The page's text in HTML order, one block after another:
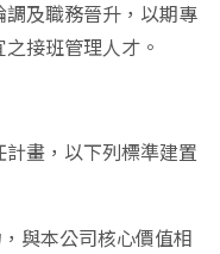
及職務晉升，以期專
接班管理人才。
畫，以下列標準建置
與本公司核心價值相